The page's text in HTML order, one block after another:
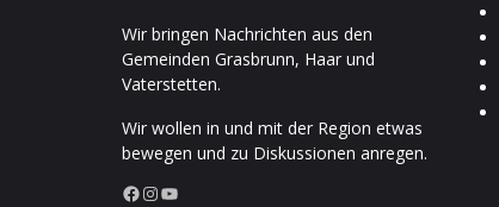
Wir bringen Nachrichten aus den
Gemeinden Grasbrunn, Haar und
Vaterstetten.
Wir wollen in und mit der Region etwas
bewegen und zu Diskussionen anregen.
Facebook InstagramYouTube